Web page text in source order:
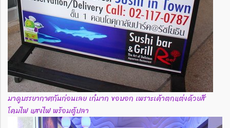
มาดูบรรยากาศกันก่อนเลย เก๋มาก ขอบอก เพราะเค้าตกแต่งด้วยสี
โคมไฟ แสงไฟ พร้อมตู้ปลา